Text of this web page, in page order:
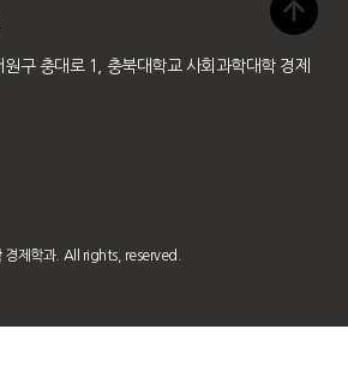
구 충대로 1, 충북대학교 사회과학대학 경제
제학과. All rights, reserved.